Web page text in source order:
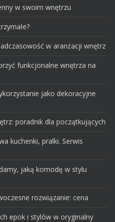
w swoim wnętrzu
w aranżacji wnętrz
funkcjonalne wnętrza na
jako dekoracyjne
poradnik dla początkujących
kuchenki, pralki. Serwis
jaką komodę w stylu
rozwiązanie: cena
epok i stylów w oryginalny